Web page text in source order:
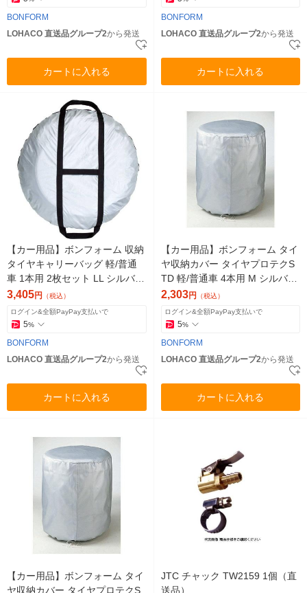
BONFORM
LOHACO 直送品グループ2から発送
カートに入れる
BONFORM
LOHACO 直送品グループ2から発送
カートに入れる
【カー用品】ボンフォーム 収納
タイヤキャリーバッグ 軽/普通
車 1本用 2枚セット LL シルバー
7205-08SI 1セット（直送品）
3,405円 （税込）
ログイン&全額PayPay支払いで
5%
BONFORM
LOHACO 直送品グループ2から発送
カートに入れる
【カー用品】ボンフォーム タイ
ヤ収納カバー タイヤプロテクS
TD 軽/普通車 4本用 M シルバー
7111-05SI 1枚（直送品）
2,303円 （税込）
ログイン&全額PayPay支払いで
5%
BONFORM
LOHACO 直送品グループ2から発送
カートに入れる
【カー用品】ボンフォーム タイ
ヤ収納カバー タイヤプロテクS
JTC チャック TW2159 1個（直
送品）